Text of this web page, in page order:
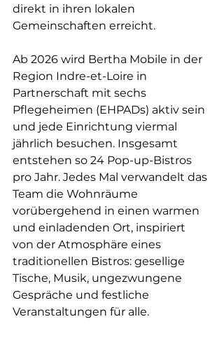
direkt in ihren lokalen
Gemeinschaften erreicht.
Ab 2026 wird Bertha Mobile in der
Region Indre-et-Loire in
Partnerschaft mit sechs
Pflegeheimen (EHPADs) aktiv sein
und jede Einrichtung viermal
jährlich besuchen. Insgesamt
entstehen so 24 Pop-up-Bistros
pro Jahr. Jedes Mal verwandelt das
Team die Wohnräume
vorübergehend in einen warmen
und einladenden Ort, inspiriert
von der Atmosphäre eines
traditionellen Bistros: gesellige
Tische, Musik, ungezwungene
Gespräche und festliche
Veranstaltungen für alle.